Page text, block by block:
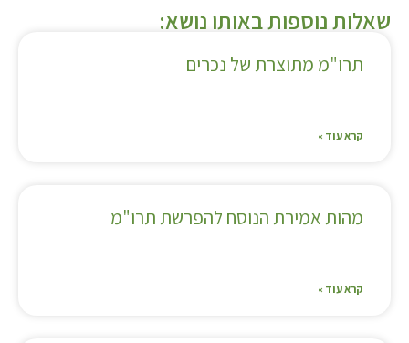
שאלות נוספות באותו נושא:
תרו"מ מתוצרת של נכרים
קרא עוד »
מהות אמירת הנוסח להפרשת תרו"מ
קרא עוד »